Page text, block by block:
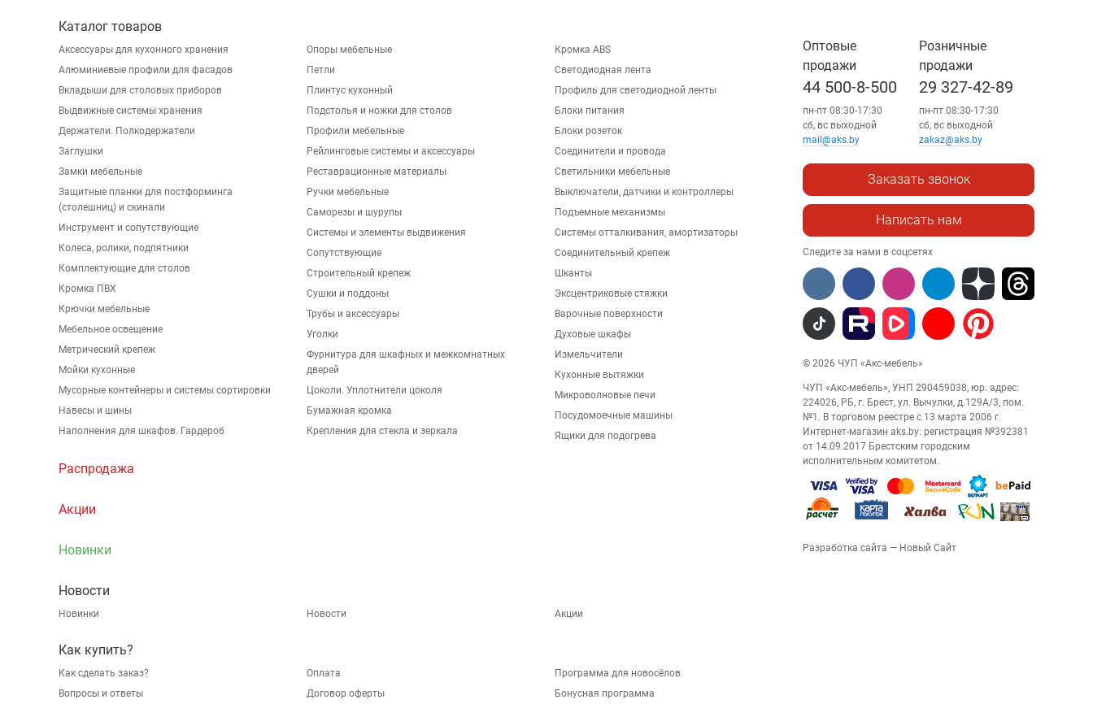
Каталог товаров
Аксессуары для кухонного хранения
Алюминиевые профили для фасадов
Вкладыши для столовых приборов
Выдвижные системы хранения
Держатели. Полкодержатели
Заглушки
Замки мебельные
Защитные планки для постформинга
(столешниц) и скинали
Инструмент и сопутствующие
Колеса, ролики, подпятники
Комплектующие для столов
Кромка ПВХ
Крючки мебельные
Мебельное освещение
Метрический крепеж
Мойки кухонные
Мусорные контейнеры и системы сортировки
Навесы и шины
Наполнения для шкафов. Гардероб
Опоры мебельные
Петли
Плинтус кухонный
Подстолья и ножки для столов
Профили мебельные
Рейлинговые системы и аксессуары
Реставрационные материалы
Ручки мебельные
Саморезы и шурупы
Системы и элементы выдвижения
Сопутствующие
Строительный крепеж
Сушки и поддоны
Трубы и аксессуары
Уголки
Фурнитура для шкафных и межкомнатных
дверей
Цоколи. Уплотнители цоколя
Бумажная кромка
Крепления для стекла и зеркала
Кромка ABS
Светодиодная лента
Профиль для светодиодной ленты
Блоки питания
Блоки розеток
Соединители и провода
Светильники мебельные
Выключатели, датчики и контроллеры
Подъемные механизмы
Системы отталкивания, амортизаторы
Соединительный крепеж
Шканты
Эксцентриковые стяжки
Варочные поверхности
Духовые шкафы
Измельчители
Кухонные вытяжки
Микроволновые печи
Посудомоечные машины
Ящики для подогрева
Распродажа
Акции
Новинки
Новости
Новинки Новости Акции
Как купить?
Как сделать заказ?
Вопросы и ответы
Оплата
Договор оферты
Программа для новосёлов
Бонусная программа
Оптовые
продажи
44 500-8-500
пн-пт 08:30-17:30
сб, вс выходной
mail@aks.by
Розничные
продажи
29 327-42-89
пн-пт 08:30-17:30
сб, вс выходной
zakaz@aks.by
Заказать звонок
Написать нам
Следите за нами в соцсетях
© 2026 ЧУП «Акс-мебель»
ЧУП «Акс-мебель», УНП 290459038, юр. адрес:
224026, РБ, г. Брест, ул. Вычулки, д.129А/3, пом.
№1. В торговом реестре с 13 марта 2006 г.
Интернет-магазин aks.by: регистрация №392381
от 14.09.2017 Брестским городским
исполнительным комитетом.
Разработка сайта — Новый Сайт